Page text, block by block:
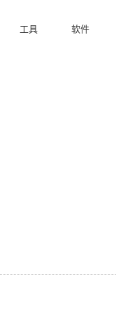
工具 软件